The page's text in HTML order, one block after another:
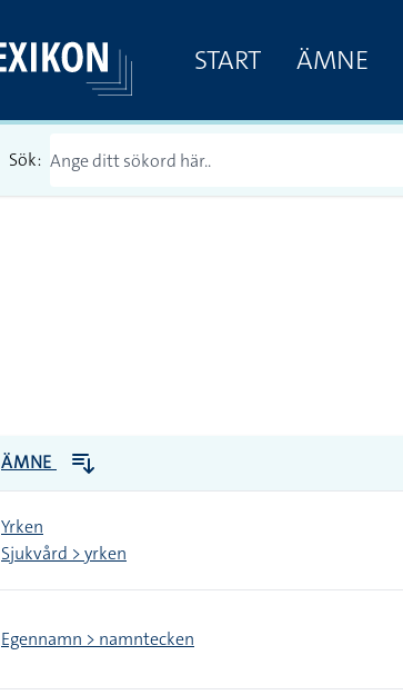
START ÄMNE
Sök:
ÄMNE
Yrken
Sjukvård > yrken
Egennamn > namntecken